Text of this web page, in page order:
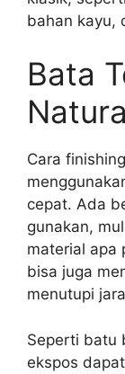
bahan kayu,
Bata
Cara
cepat. Ada
gunakan,
material apa
bisa juga
menutupi
Seperti batu
ekspos